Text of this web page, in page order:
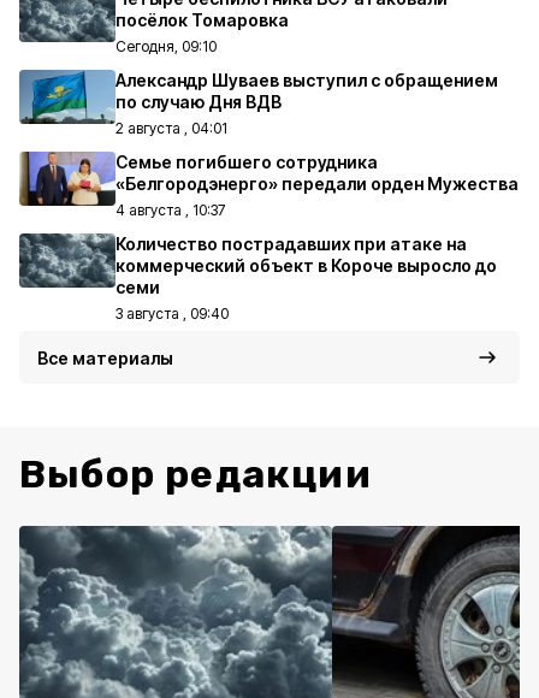
посёлок Томаровка
Сегодня, 09:10
Александр Шуваев выступил с обращением
по случаю Дня ВДВ
2 августа , 04:01
Семье погибшего сотрудника
«Белгородэнерго» передали орден Мужества
4 августа , 10:37
Количество пострадавших при атаке на
коммерческий объект в Короче выросло до
семи
3 августа , 09:40
Все материалы
Выбор редакции